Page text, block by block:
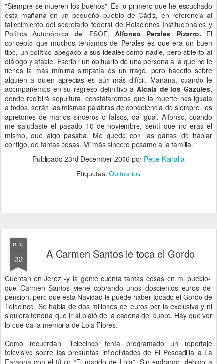
"Siempre se mueren los buenos". Es lo primero que he escuchado
esta mañana en un pequeño pueblo de Cádiz, en referencia al
fallecimiento del secretario federal de Relaciones Institucionales y
Política Autonómica del PSOE,Alfonso Perales Pizarro. El
concepto que muchos teníamos de Perales es que era un buen
tipo, un político apegado a sus ideales como nadie, pero abierto al
diálogo y afable. Escribir un obituario de una persona a la que no le
tienes la más mínima simpatía es un trago, pero hacerlo sobre
alguien a quien aprecias es aún más difícil. Mañana, cuando le
acompañemos en su regreso definitivo a Alcalá de los Gazules,
donde recibirá sepultura, constataremos que la muerte nos iguala
a todos, serán las mismas palabras de condolencia de siempre, los
apretones de manos sinceros o falsos, da igual. Alfonso, cuando
me saludaste el pasado 10 de noviembre, sentí que no eras el
mismo, que algo pasaba. Me quedé con las ganas de hablar
contigo, de tantas cosas. Mi más sincero pésame a la familia.
Publicado 23rd December 2006 por Pepe Kanalla
Etiquetas: Obituarios
DEC
22 A Carmen Santos le toca el Gordo
Cuentan en Jerez -y la gente cuenta tantas cosas en mi pueblo-
que Carmen Santos viene cobrando unos doscientos euros de
pensión, pero que esta Navidad le puede haber tocado el Gordo de
Telecinco. Se habla de dos millones de euros por la exclusiva y ni
siquiera tendría que ir al plató de la cadena del cuore. Hay que ver
lo que da la memoria de Lola Flores.
Como recuerdan, Telecinco tenía programado un reportaje
televisivo sobre las presuntas infidelidades de El Pescadilla a La
Faraona con el título “El marido de Lola”. Sin embargo, debido a